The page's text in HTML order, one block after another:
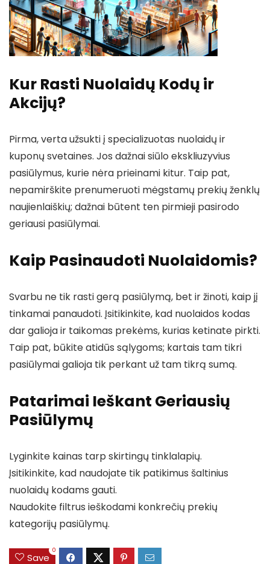
Kur Rasti Nuolaidų Kodų ir
Akcijų?
Pirma, verta užsukti į specializuotas nuolaidų ir
kuponų svetaines. Jos dažnai siūlo ekskliuzyvius
pasiūlymus, kurie nėra prieinami kitur. Taip pat,
nepamirškite prenumeruoti mėgstamų prekių ženklų
naujienlaiškių; dažnai būtent ten pirmieji pasirodo
geriausi pasiūlymai.
Kaip Pasinaudoti Nuolaidomis?
Svarbu ne tik rasti gerą pasiūlymą, bet ir žinoti, kaip jį
tinkamai panaudoti. Įsitikinkite, kad nuolaidos kodas
dar galioja ir taikomas prekėms, kurias ketinate pirkti.
Taip pat, būkite atidūs sąlygoms; kartais tam tikri
pasiūlymai galioja tik perkant už tam tikrą sumą.
Patarimai Ieškant Geriausių
Pasiūlymų
Lyginkite kainas tarp skirtingų tinklalapių.
Įsitikinkite, kad naudojate tik patikimus šaltinius
nuolaidų kodams gauti.
Naudokite filtrus ieškodami konkrečių prekių
kategorijų pasiūlymų.
Save
0